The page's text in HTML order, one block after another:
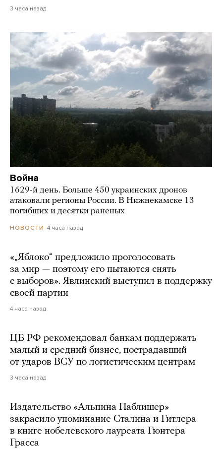
3 часа назад
Война
1629-й день. Больше 450 украинских дронов
атаковали регионы России. В Нижнекамске 13
погибших и десятки раненых
НОВОСТИ 4 часа назад
«„Яблоко“ предложило проголосовать
за мир — поэтому его пытаются снять
с выборов». Явлинский выступил в поддержку
своей партии
4 часа назад
ЦБ РФ рекомендовал банкам поддержать
малый и средний бизнес, пострадавший
от ударов ВСУ по логистическим центрам
3 часа назад
Издательство «Альпина Паблишер»
закрасило упоминание Сталина и Гитлера
в книге нобелевского лауреата Гюнтера
Грасса